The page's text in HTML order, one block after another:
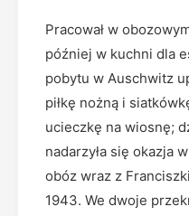
Pracował w
później w kuchni dla
pobytu w Auschwitz
piłkę nożną i
ucieczkę na wiosnę;
nadarzyła się okazja
obóz wraz z
1943. We dwoje